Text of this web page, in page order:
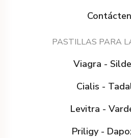
PASTILLAS PARA
Viagra -
Cialis -
Levitra -
Priligy -